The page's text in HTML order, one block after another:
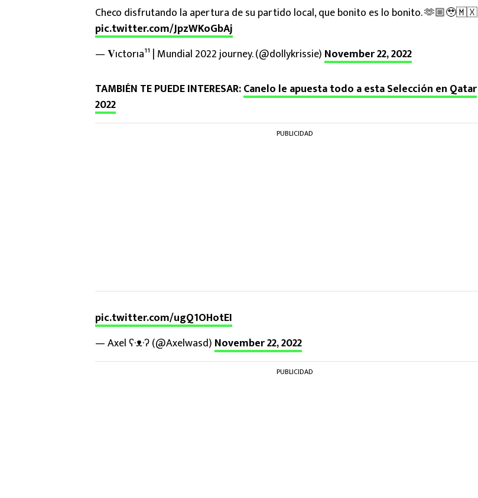
Checo disfrutando la apertura de su partido local, que bonito es lo bonito. 🫶🏼🥹🇲🇽
pic.twitter.com/JpzWKoGbAj
— 𝐕ıctorıa¹¹ | Mundial 2022 journey. (@dollykrissie) November 22, 2022
TAMBIÉN TE PUEDE INTERESAR:Canelo le apuesta todo a esta Selección en Qatar
2022
PUBLICIDAD
pic.twitter.com/ugQ1OHotEI
— Axel ʕ·ᴥ·ʔ (@Axelwasd) November 22, 2022
PUBLICIDAD